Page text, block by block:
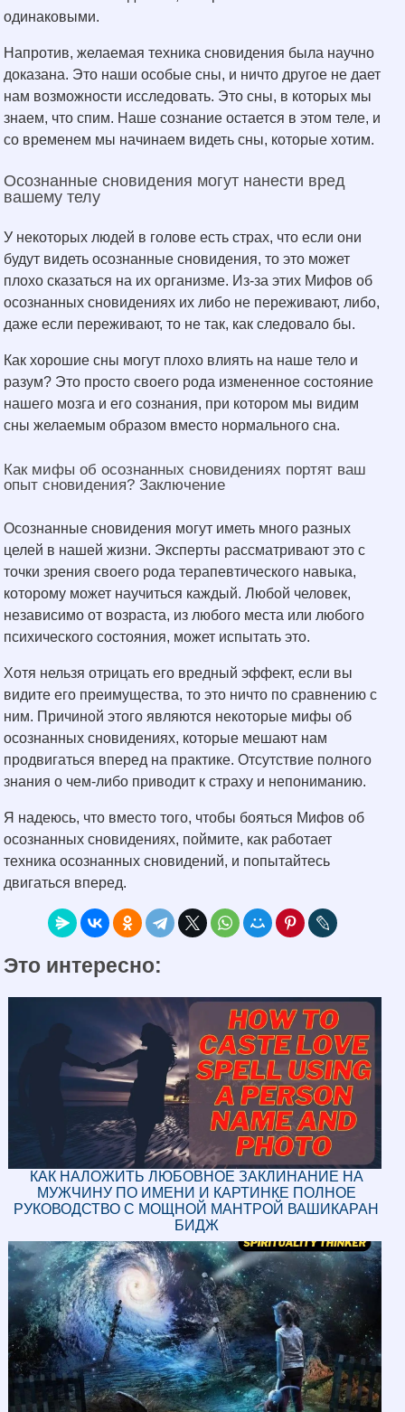
одинаковыми.
Напротив, желаемая техника сновидения была научно
доказана. Это наши особые сны, и ничто другое не дает
нам возможности исследовать. Это сны, в которых мы
знаем, что спим. Наше сознание остается в этом теле, и
со временем мы начинаем видеть сны, которые хотим.
Осознанные сновидения могут нанести вред
вашему телу
У некоторых людей в голове есть страх, что если они
будут видеть осознанные сновидения, то это может
плохо сказаться на их организме. Из-за этих Мифов об
осознанных сновидениях их либо не переживают, либо,
даже если переживают, то не так, как следовало бы.
Как хорошие сны могут плохо влиять на наше тело и
разум? Это просто своего рода измененное состояние
нашего мозга и его сознания, при котором мы видим
сны желаемым образом вместо нормального сна.
Как мифы об осознанных сновидениях портят ваш
опыт сновидения? Заключение
Осознанные сновидения могут иметь много разных
целей в нашей жизни. Эксперты рассматривают это с
точки зрения своего рода терапевтического навыка,
которому может научиться каждый. Любой человек,
независимо от возраста, из любого места или любого
психического состояния, может испытать это.
Хотя нельзя отрицать его вредный эффект, если вы
видите его преимущества, то это ничто по сравнению с
ним. Причиной этого являются некоторые мифы об
осознанных сновидениях, которые мешают нам
продвигаться вперед на практике. Отсутствие полного
знания о чем-либо приводит к страху и непониманию.
Я надеюсь, что вместо того, чтобы бояться Мифов об
осознанных сновидениях, поймите, как работает
техника осознанных сновидений, и попытайтесь
двигаться вперед.
Это интересно:
КАК НАЛОЖИТЬ ЛЮБОВНОЕ ЗАКЛИНАНИЕ НА
МУЖЧИНУ ПО ИМЕНИ И КАРТИНКЕ ПОЛНОЕ
РУКОВОДСТВО С МОЩНОЙ МАНТРОЙ ВАШИКАРАН
БИДЖ